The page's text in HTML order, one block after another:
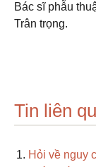
Bác sĩ phẫu
Trân trọng.
Tin liên
Hỏi về nguy